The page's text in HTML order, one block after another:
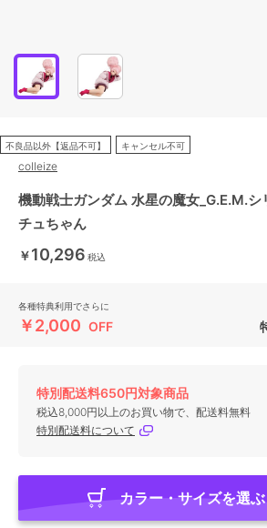
不良品以外【返品不可】 キャンセル不可
colleize
機動戦士ガンダム 水星の魔女_G.E.M.
チュちゃん
￥10,296 税込
各種特典利用でさらに
￥2,000 OFF
特別配送料650円対象商品
税込8,000円以上のお買い物で、配送料無料
特別配送料について
カラー・サイズを選ぶ